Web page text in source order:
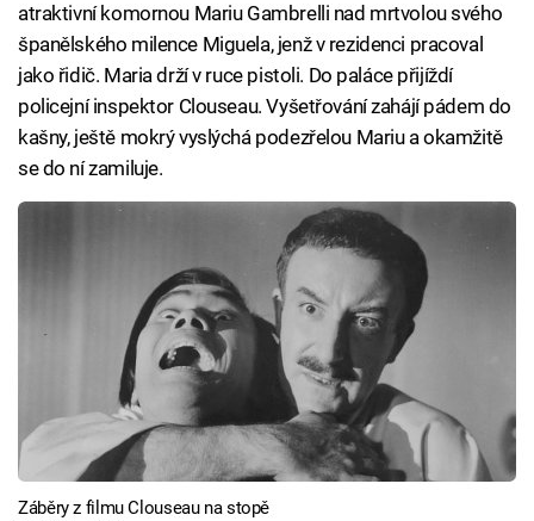
atraktivní komornou Mariu Gambrelli nad mrtvolou svého
španělského milence Miguela, jenž v rezidenci pracoval
jako řidič. Maria drží v ruce pistoli. Do paláce přijíždí
policejní inspektor Clouseau. Vyšetřování zahájí pádem do
kašny, ještě mokrý vyslýchá podezřelou Mariu a okamžitě
se do ní zamiluje.
Záběry z filmu Clouseau na stopě